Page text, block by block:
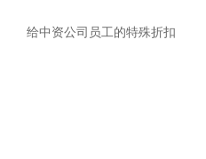
给中资公司员工的特殊折扣